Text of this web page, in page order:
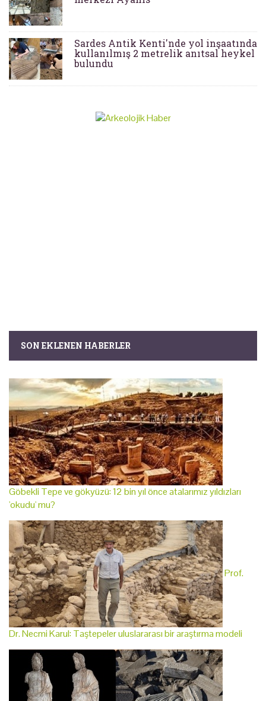
Sardes Antik Kenti'nde yol inşaatında
kullanılmış 2 metrelik anıtsal heykel
bulundu
SON EKLENEN HABERLER
Göbekli Tepe ve gökyüzü: 12 bin yıl önce atalarımız yıldızları
'okudu' mu?
Prof.
Dr. Necmi Karul: Taştepeler uluslararası bir araştırma modeli